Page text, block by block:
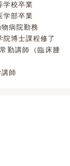
校卒業
部卒業
病院勤務
博士課程修了
勤講師（臨床腫
師